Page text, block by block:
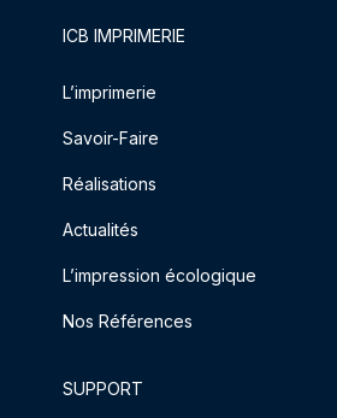
ICB IMPRIMERIE
L’imprimerie
Savoir-Faire
Réalisations
Actualités
L’impression écologique
Nos Références
SUPPORT